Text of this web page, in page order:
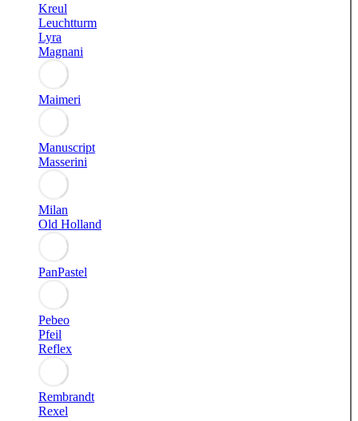
Kreul
Leuchtturm
Lyra
Magnani
Maimeri
Manuscript
Masserini
Milan
Old Holland
PanPastel
Pebeo
Pfeil
Reflex
Rembrandt
Rexel